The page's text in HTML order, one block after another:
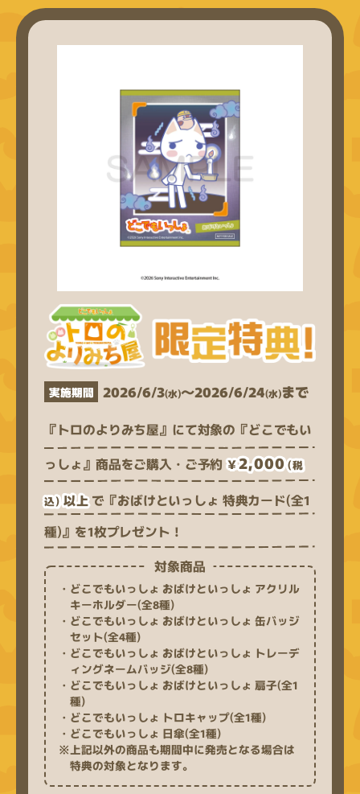
実施期間 2026/6/3(水)〜2026/6/24(水)まで
『トロのよりみち屋』にて対象の『どこでもい
っしょ』商品をご購入・ご予約￥2,000(税
込)以上で『おばけといっしょ 特典カード(全1
種)』を1枚プレゼント！
対象商品
・どこでもいっしょ おばけといっしょ アクリル
キーホルダー(全8種)
・どこでもいっしょ おばけといっしょ 缶バッジ
セット(全4種)
・どこでもいっしょ おばけといっしょ トレーデ
ィングネームバッジ(全8種)
・どこでもいっしょ おばけといっしょ 扇子(全1
種)
・どこでもいっしょ トロキャップ(全1種)
・どこでもいっしょ 日傘(全1種)
※上記以外の商品も期間中に発売となる場合は
特典の対象となります。